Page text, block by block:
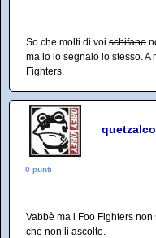
So che molti di voi schifano
ma io lo segnalo lo stesso. A
Fighters.
0 punti
Vabbè ma i Foo Fighters
che non li ascolto.